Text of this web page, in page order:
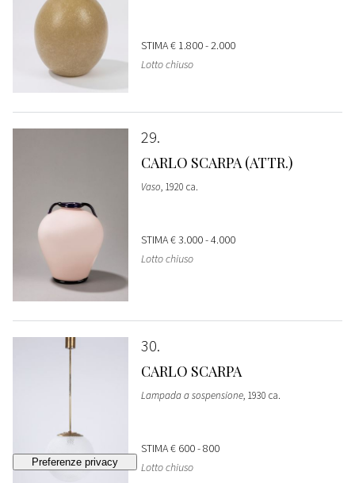
STIMA€ 1.800 - 2.000
Lotto chiuso
29
CARLO SCARPA (ATTR.)
Vaso, 1920 ca.
STIMA€ 3.000 - 4.000
Lotto chiuso
30
CARLO SCARPA
Lampada a sospensione, 1930 ca.
STIMA€ 600 - 800
Lotto chiuso